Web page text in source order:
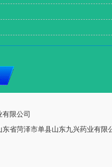
限公司
菏泽市单县山东九兴药业有限